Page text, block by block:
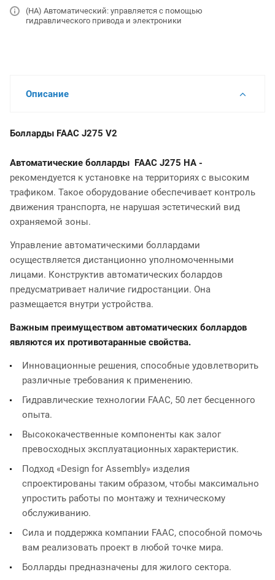
(HA) Автоматический: управляется с помощью
гидравлического привода и электроники
Описание
Болларды FAAC J275 V2
Автоматические болларды FAAC J275 HA -
рекомендуется к установке на территориях с высоким
трафиком. Такое оборудование обеспечивает контроль
движения транспорта, не нарушая эстетический вид
охраняемой зоны.
Управление автоматическими боллардами
осуществляется дистанционно уполномоченными
лицами. Конструктив автоматических болардов
предусматривает наличие гидростанции. Она
размещается внутри устройства.
Важным преимуществом автоматических боллардов
являются их противотаранные свойства.
Инновационные решения, способные удовлетворить
различные требования к применению.
Гидравлические технологии FAAC, 50 лет бесценного
опыта.
Высококачественные компоненты как залог
превосходных эксплуатационных характеристик.
Подход «Design for Assembly» изделия
спроектированы таким образом, чтобы максимально
упростить работы по монтажу и техническому
обслуживанию.
Сила и поддержка компании FAAC, способной помочь
вам реализовать проект в любой точке мира.
Болларды предназначены для жилого сектора.